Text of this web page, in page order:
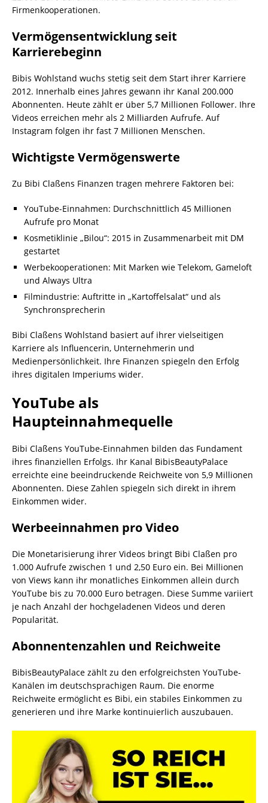
Firmenkooperationen.
Vermögensentwicklung seit
Karrierebeginn
Bibis Wohlstand wuchs stetig seit dem Start ihrer Karriere
2012. Innerhalb eines Jahres gewann ihr Kanal 200.000
Abonnenten. Heute zählt er über 5,7 Millionen Follower. Ihre
Videos erreichen mehr als 2 Milliarden Aufrufe. Auf
Instagram folgen ihr fast 7 Millionen Menschen.
Wichtigste Vermögenswerte
Zu Bibi Claßens Finanzen tragen mehrere Faktoren bei:
YouTube-Einnahmen: Durchschnittlich 45 Millionen
Aufrufe pro Monat
Kosmetiklinie „Bilou“: 2015 in Zusammenarbeit mit DM
gestartet
Werbekooperationen: Mit Marken wie Telekom, Gameloft
und Always Ultra
Filmindustrie: Auftritte in „Kartoffelsalat“ und als
Synchronsprecherin
Bibi Claßens Wohlstand basiert auf ihrer vielseitigen
Karriere als Influencerin, Unternehmerin und
Medienpersönlichkeit. Ihre Finanzen spiegeln den Erfolg
ihres digitalen Imperiums wider.
YouTube als
Haupteinnahmequelle
Bibi Claßens YouTube-Einnahmen bilden das Fundament
ihres finanziellen Erfolgs. Ihr Kanal BibisBeautyPalace
erreichte eine beeindruckende Reichweite von 5,9 Millionen
Abonnenten. Diese Zahlen spiegeln sich direkt in ihrem
Einkommen wider.
Werbeeinnahmen pro Video
Die Monetarisierung ihrer Videos bringt Bibi Claßen pro
1.000 Aufrufe zwischen 1 und 2,50 Euro ein. Bei Millionen
von Views kann ihr monatliches Einkommen allein durch
YouTube bis zu 70.000 Euro betragen. Diese Summe variiert
je nach Anzahl der hochgeladenen Videos und deren
Popularität.
Abonnentenzahlen und Reichweite
BibisBeautyPalace zählt zu den erfolgreichsten YouTube-
Kanälen im deutschsprachigen Raum. Die enorme
Reichweite ermöglicht es Bibi, ein stabiles Einkommen zu
generieren und ihre Marke kontinuierlich auszubauen.